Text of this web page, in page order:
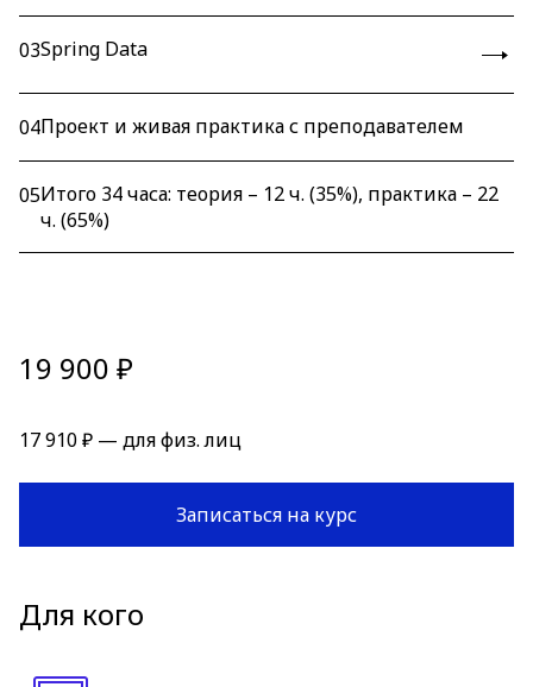
03Spring Data
04Проект и живая практика с преподавателем
05Итого 34 часа: теория – 12 ч. (35%), практика – 22
ч. (65%)
19 900 ₽
17 910 ₽ — для физ. лиц
Записаться на курс
Для кого